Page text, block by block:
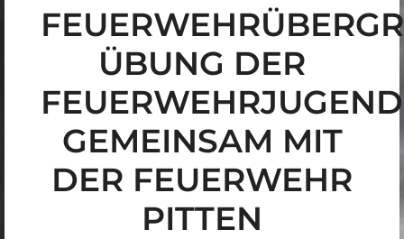
ÜBUNG DER
FEUERWEHRJUGEND
GEMEINSAM MIT
DER FEUERWEHR
PITTEN